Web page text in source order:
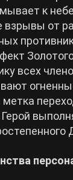
к
взрывы от
всех